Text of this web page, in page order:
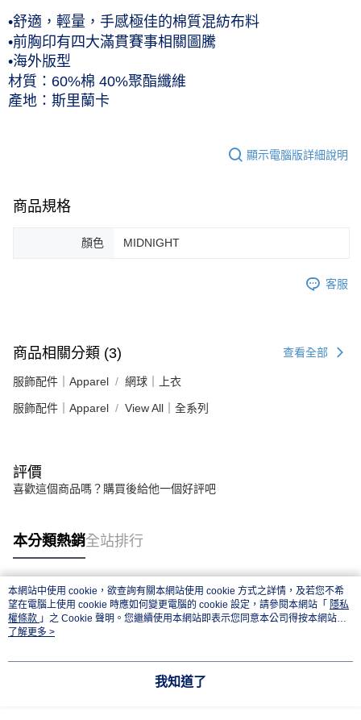
付款後7-11取貨(僅限台灣本島，離島恕不配送) 預計5-7個工
作天到貨
每筆NT$60，滿NT$1,000(含以上)免運費
黑貓宅急便 (僅限台灣本島，離島恕不配送) 預計2-3個工作天到貨
•舒適，輕量，手感極佳的棉質混紡布料
•前胸印有四大滿貫賽事相關圖騰
•海外版型
材質：60%棉 40%聚酯纖維
產地：斯里蘭卡
顯示電腦版詳細說明
商品規格
顏色 MIDNIGHT
客服
商品相關分類 (3) 查看全部
服飾配件｜Apparel 網球｜上衣
服飾配件｜Apparel View All｜全系列
評價
喜歡這個商品嗎？購買後給他一個好評吧
本分類熱銷全站排行
熱門標籤
本網站中使用 cookie，欲查詢有關本網站使用 cookie 方式之詳情，及若您不希
望在電腦上使用 cookie 時應如何變更電腦的 cookie 設定，請參閱本網站「 隱私
權條款 」之 Cookie 聲明。您繼續使用本網站即表示您同意本公司得按本網站使
用條款之 Cookie 聲明使用 cookie。
了解更多 >
我知道了